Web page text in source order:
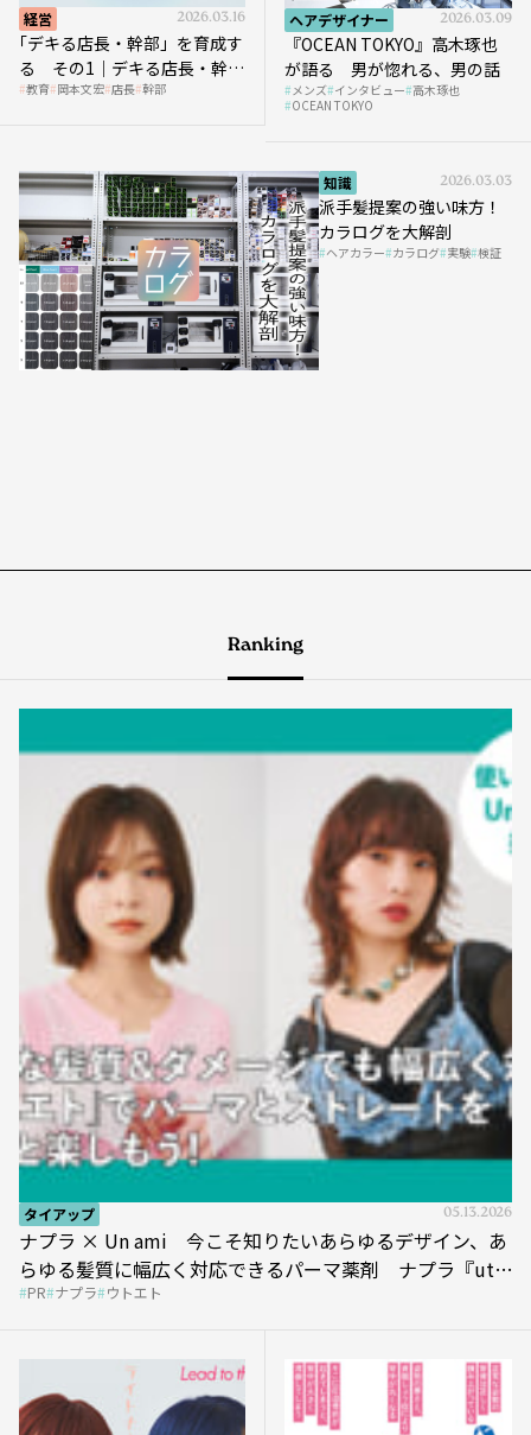
経営 2026.03.16
｢デキる店長・幹部」を育成す
る その1｜デキる店長・幹部
の「任せ方」
教育 岡本文宏 店長 幹部
ヘアデザイナー 2026.03.09
『OCEAN TOKYO』高木琢也
が語る 男が惚れる、男の話
メンズ インタビュー 高木琢也
OCEAN TOKYO
知識 2026.03.03
派手髪提案の強い味方！
カラログを大解剖
ヘアカラー カラログ 実験 検証
Ranking
タイアップ 05.13.2026
ナプラ × Un ami 今こそ知りたいあらゆるデザイン、あ
らゆる髪質に幅広く対応できるパーマ薬剤 ナプラ『ut-
et』
PR ナプラ ウトエト